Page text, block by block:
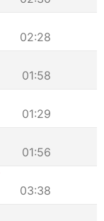
02:28
01:58
01:29
01:56
03:38